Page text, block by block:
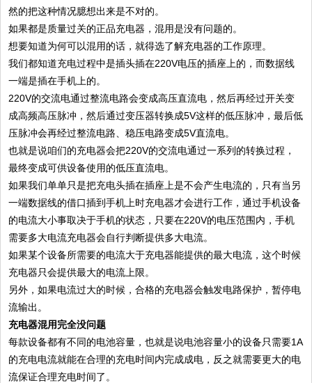
然的把这种情况臆想出来是不对的。
如果都是质量过关的正品充电器，混用是没有问题的。
想要知道为何可以混用的话，就得选了解充电器的工作原理。
我们都知道充电过程中是插头插在220V电压的插座上的，而数据线
一端是插在手机上的。
220V的交流电通过整流电路会变成高压直流电，然后再经过开关变
成高频高压脉冲，然后通过变压器转换成5V这样的低压脉冲，最后低
压脉冲会再经过整流电路、稳压电路变成5V直流电。
也就是说咱们的充电器会把220V的交流电通过一系列的转换过程，
最终变成可供设备使用的低压直流电。
如果我们单单只是把充电头插在插座上是不会产生电流的，只有当另
一端数据线的借口插到手机上时充电器才会进行工作，通过手机设备
的电流大小事取决于手机的状态，只要在220V的电压范围内，手机
需要多大电流充电器会自行判断提供多大电流。
如果某个设备所需要的电流大于充电器能提供的最大电流，这个时候
充电器只会提供最大的电流上限。
另外，如果电流过大的时候，合格的充电器会触发电路保护，暂停电
流输出。
充电器混用完全没问题
每款设备都有不同的电池容量，也就是说电池容量小的设备只需要1A
的充电电流就能在合理的充电时间内完成成电，反之就需要更大的电
流保证合理充电时间了。